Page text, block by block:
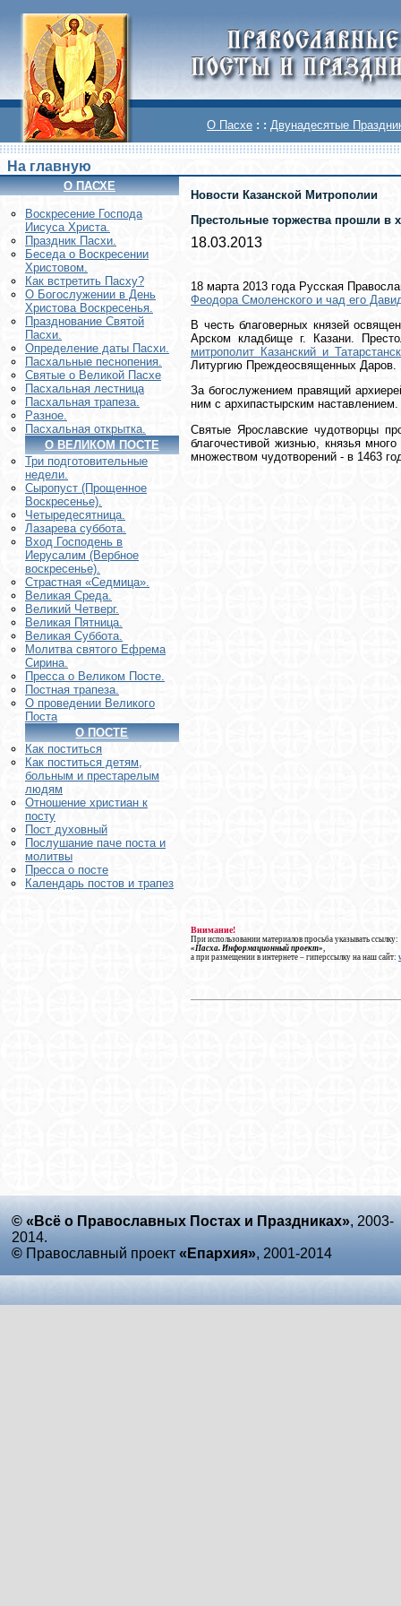
О Пасхе : : Двунадесятые
На главную
О ПАСХЕ
Воскреcение Господа
Иисуса Христа.
Праздник Пасхи.
Беседа о Воскресении
Христовом.
Как встретить Пасху?
О Богослужении в День
Христова Воскресенья.
Празднование Святой
Пасхи.
Определение даты Пасхи.
Пасхальные песнопения.
Святые о Великой Пасхе
Пасхальная лестница
Пасхальная трапеза.
Разное.
Пасхальная открытка.
О ВЕЛИКОМ ПОСТЕ
Три подготовительные
недели.
Сыропуст (Прощенное
Воскресенье).
Четыредесятница.
Лазарева суббота.
Вход Господень в
Иерусалим (Вербное
воскресенье).
Страстная «Седмица».
Великая Среда.
Великий Четверг.
Великая Пятница.
Великая Суббота.
Молитва святого Ефрема
Сирина.
Пресса о Великом Посте.
Постная трапеза.
О проведении Великого
Поста
О ПОСТЕ
Как поститься
Как поститься детям,
больным и престарелым
людям
Отношение христиан к
посту
Пост духовный
Послушание паче поста и
молитвы
Пресса о посте
Календарь постов и трапез
Новости Казанской Митрополии
Престольные торжества прошли в
18.03.2013
18 марта 2013 года Русская
Феодора Смоленского и чад его
В честь благоверных князей
Арском кладбище г. Казани.
митрополит Казанский и
Литургию Преждеосвященных Даров.
За богослужением правящий
ним с архипастырским наставлением.
Святые Ярославские чудотворцы
благочестивой жизнью, князья
множеством чудотворений - в 1463
Внимание!
При использовании материалов просьба указывать ссылку:
«Пасха. Информационный проект»,
а при размещении в интернете – гиперссылку на наш сайт:
© «Всё о Православных Постах и Праздниках», 2003-
2014.
© Православный проект «Епархия», 2001-2014